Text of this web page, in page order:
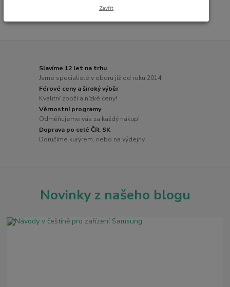
Slavíme 12 let na trhu
Jsme specialisté v oboru již od roku 2014!
Férové ceny a široký výběr
Kvalitní zboží a nízké ceny!
Věrnostní programy
Odměňujeme vás za každý nákup!
Doprava po celé ČR, SK
Doručíme kurýrem, nebo na výdejny
Novinky z našeho blogu
Zavřít